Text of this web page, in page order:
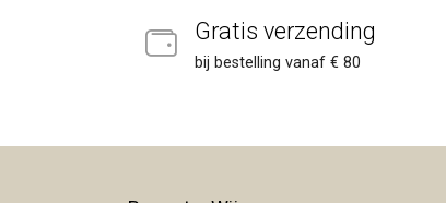
Gratis verzending
bij bestelling vanaf € 80